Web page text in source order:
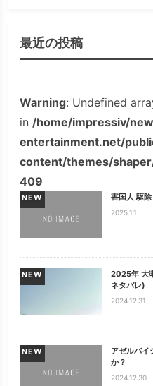
最近の投稿
Warning: Undefined
in /home/impressiv/
entertainment.net/
content/themes/
409
NEW 害国人 駆除
2025.1.1
NEW
2025年 大
ネタバレ)
2024.12.31
NEW
アゼルバイ
か？
2024.12.30